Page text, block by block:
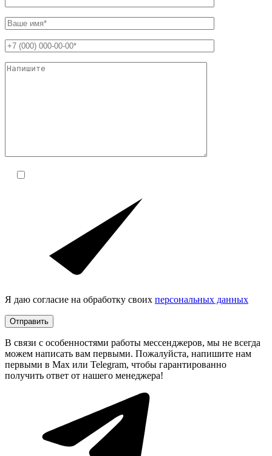
Я даю согласие на обработку своих персональных данных
Отправить
В связи с особенностями работы мессенджеров, мы не всегда
можем написать вам первыми. Пожалуйста, напишите нам
первыми в Max или Telegram, чтобы гарантированно
получить ответ от нашего менеджера!